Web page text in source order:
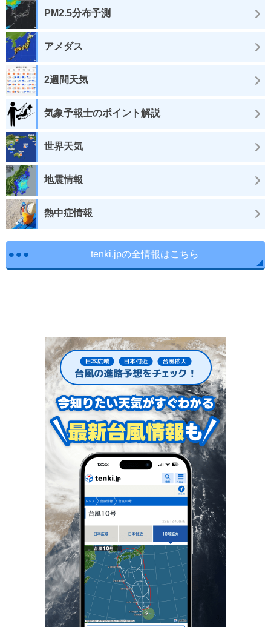
PM2.5分布予測
アメダス
2週間天気
気象予報士のポイント解説
世界天気
地震情報
熱中症情報
tenki.jpの全情報はこちら